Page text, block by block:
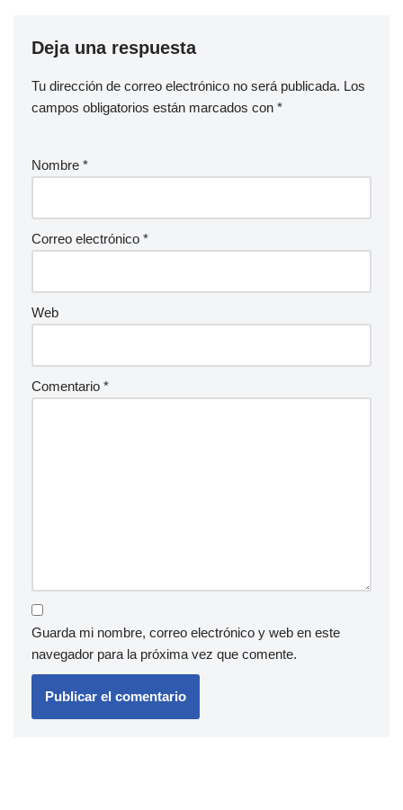
Deja una respuesta
Tu dirección de correo electrónico no será publicada. Los
campos obligatorios están marcados con *
Nombre *
Correo electrónico *
Web
Comentario *
Guarda mi nombre, correo electrónico y web en este
navegador para la próxima vez que comente.